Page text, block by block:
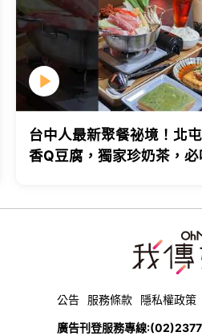
台中人最新聚餐祕境！北
香Q豆腐，獨家珍奶茶，
公告 服務條款 隱私權政策
廣告刊登服務專線: